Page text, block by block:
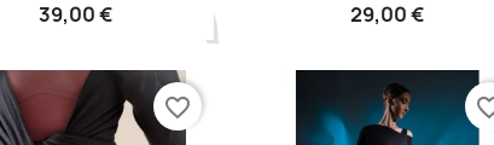
39,00 € 29,00 €
favorite_border